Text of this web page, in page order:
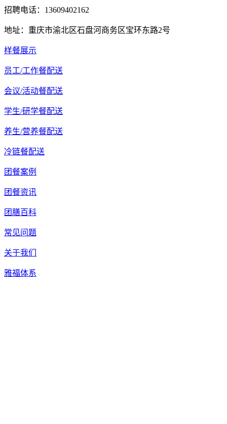
招聘电话：13609402162
地址：重庆市渝北区石盘河商务区宝环东路2号
样餐展示
员工/工作餐配送
会议/活动餐配送
学生/研学餐配送
养生/营养餐配送
冷链餐配送
团餐案例
团餐资讯
团膳百科
常见问题
关于我们
雅福体系